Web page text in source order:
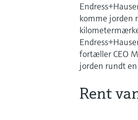
komme jorden
fortæller CEO
jorden rundt
Rent